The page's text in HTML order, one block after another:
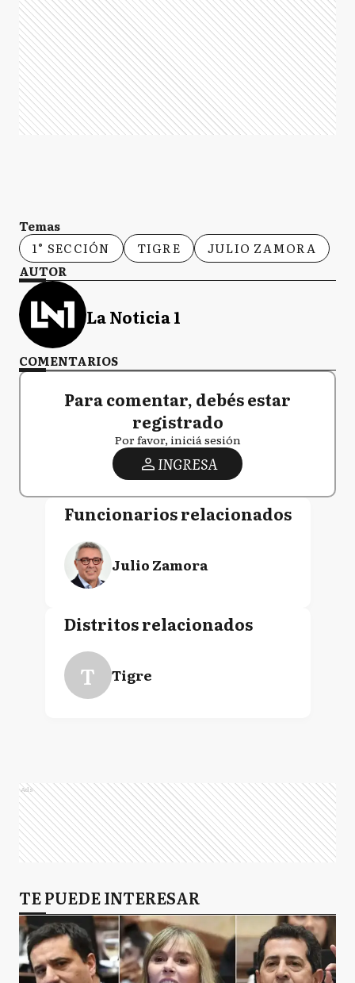
Temas
1° SECCIÓN
TIGRE
JULIO ZAMORA
AUTOR
La Noticia 1
COMENTARIOS
Para comentar, debés estar
registrado
Por favor, iniciá sesión
INGRESA
Funcionarios relacionados
Julio Zamora
Distritos relacionados
T Tigre
Ads
TE PUEDE INTERESAR